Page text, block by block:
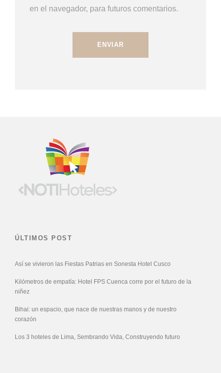
en el navegador, para futuros comentarios.
ÚLTIMOS POST
Así se vivieron las Fiestas Patrias en Sonesta Hotel Cusco
Kilómetros de empatía: Hotel FPS Cuenca corre por el futuro de la
niñez
Bihai: un espacio, que nace de nuestras manos y de nuestro
corazón
Los 3 hoteles de Lima, Sembrando Vida, Construyendo futuro